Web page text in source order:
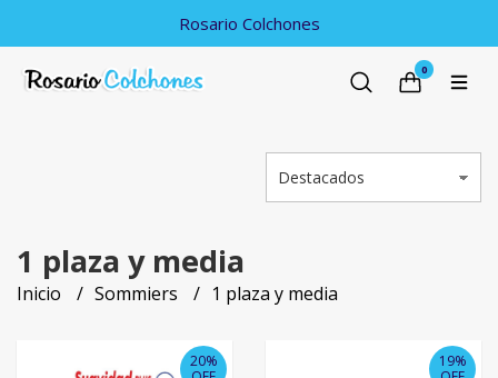
Rosario Colchones
0
1 plaza y media
Inicio Sommiers 1 plaza y media
20%
19%